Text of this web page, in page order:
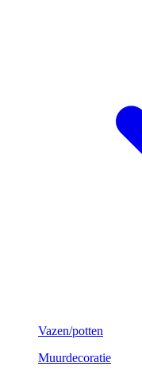
Vazen/potten
Muurdecoratie